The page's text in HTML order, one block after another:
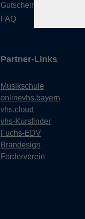
Gutschein
FAQ
Partner-Links
Musikschule
onlinevhs.bayern
vhs.cloud
vhs-Kursfinder
Fuchs-EDV
Brandesign
Förderverein